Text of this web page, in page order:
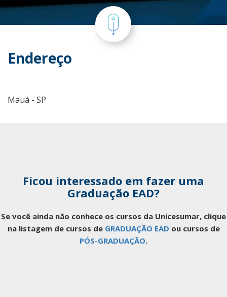
Endereço
Mauá - SP
Ficou interessado em fazer uma
Graduação EAD?
Se você ainda não conhece os cursos da Unicesumar, clique
na listagem de cursos de GRADUAÇÃO EAD ou cursos de
PÓS-GRADUAÇÃO.